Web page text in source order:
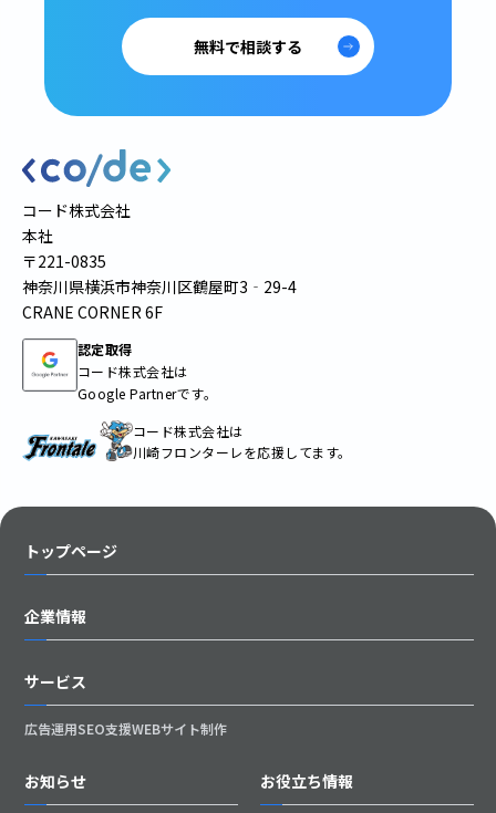
無料で相談する
コード株式会社
本社
〒221-0835
神奈川県横浜市神奈川区鶴屋町3‐29-4
CRANE CORNER 6F
認定取得
コード株式会社は
Google Partnerです。
コード株式会社は
川崎フロンターレを応援してます。
トップページ
企業情報
サービス
広告運用SEO支援WEBサイト制作
お知らせ お役立ち情報